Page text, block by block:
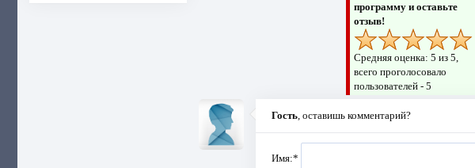
программу и оставьте
отзыв!
Средняя оценка: 5 из 5,
всего проголосовало
пользователей - 5
Гость, оставишь комментарий?
Имя:*